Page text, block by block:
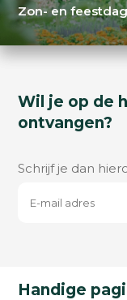
Zon- en
Wil je op de
ontvangen?
Schrijf je dan
Handige